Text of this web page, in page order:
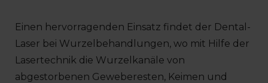
Einen hervorragenden Einsatz findet der Dental-
Laser bei Wurzelbehandlungen, wo mit Hilfe der
Lasertechnik die Wurzelkanäle von
abgestorbenen Geweberesten, Keimen und